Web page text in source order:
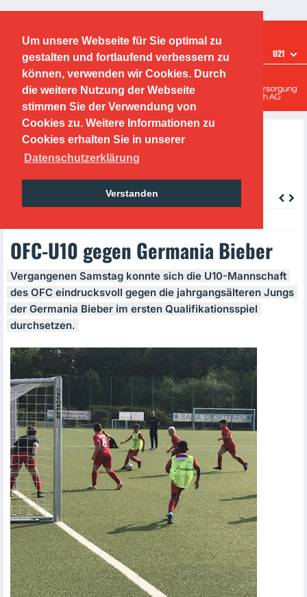
Um unsere Webseite für Sie optimal zu
gestalten und fortlaufend verbessern zu
können, verwenden wir Cookies. Durch
die weitere Nutzung der Webseite
stimmen Sie der Verwendung von
Cookies zu. Weitere Informationen zu
Cookies erhalten Sie in unserer
Datenschutzerklärung
Verstanden
TEAMS U21
Offenbacher Kickers
Leistungszentrum
OFC-U10 gegen Germania Bieber
Vergangenen Samstag konnte sich die U10-Mannschaft
des OFC eindrucksvoll gegen die jahrgangsälteren Jungs
der Germania Bieber im ersten Qualifikationsspiel
durchsetzen.